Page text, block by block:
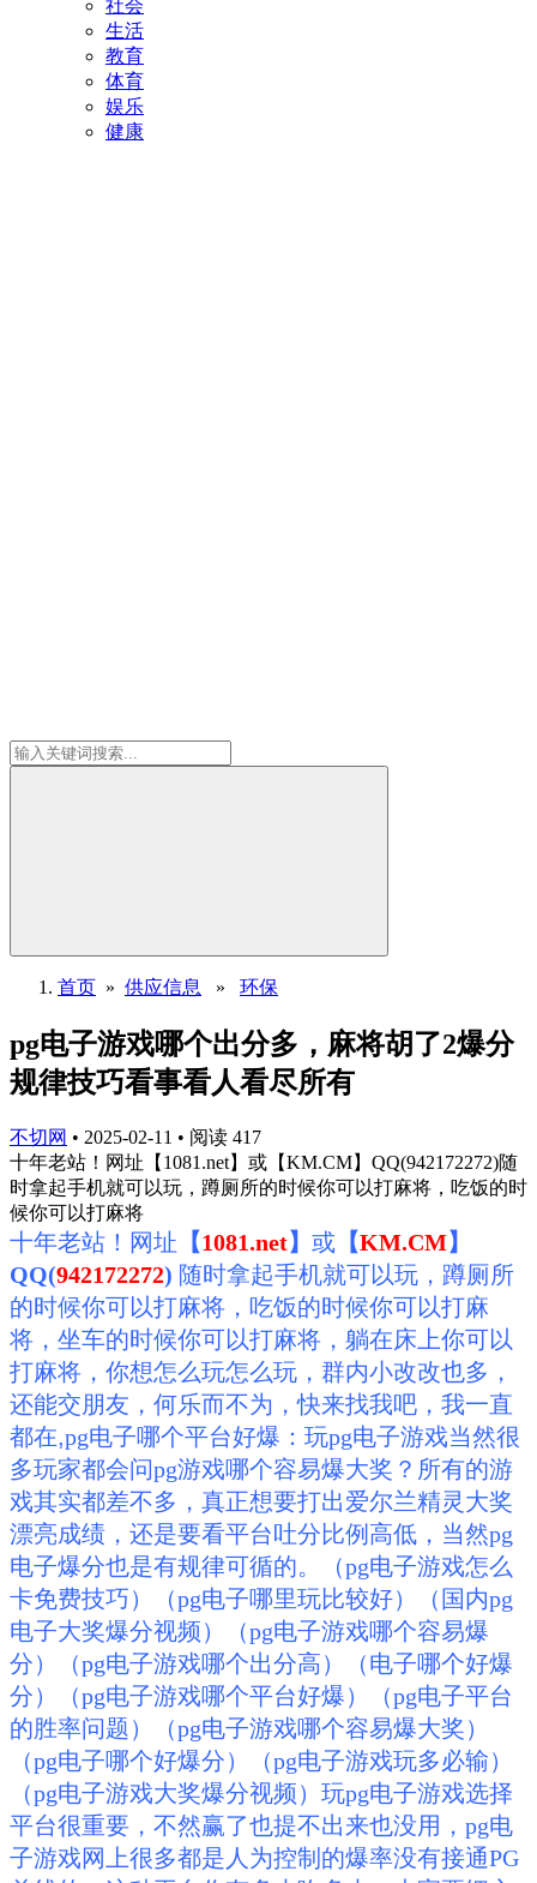
社会
生活
教育
体育
娱乐
健康
首页 » 供应信息 » 环保
pg电子游戏哪个出分多，麻将胡了2爆分
规律技巧看事看人看尽所有
不切网 • 2025-02-11 • 阅读 417
十年老站！网址【1081.net】或【KM.CM】QQ(942172272)随
时拿起手机就可以玩，蹲厕所的时候你可以打麻将，吃饭的时
候你可以打麻将
十年老站！网址 【1081.net】 或 【KM.CM】
QQ(942172272) 随时拿起手机就可以玩，蹲厕所
的时候你可以打麻将，吃饭的时候你可以打麻
将，坐车的时候你可以打麻将，躺在床上你可以
打麻将，你想怎么玩怎么玩，群内小改改也多，
还能交朋友，何乐而不为，快来找我吧，我一直
都在,pg电子哪个平台好爆：玩pg电子游戏当然很
多玩家都会问pg游戏哪个容易爆大奖？所有的游
戏其实都差不多，真正想要打出爱尔兰精灵大奖
漂亮成绩，还是要看平台吐分比例高低，当然pg
电子爆分也是有规律可循的。（pg电子游戏怎么
卡免费技巧）（pg电子哪里玩比较好）（国内pg
电子大奖爆分视频）（pg电子游戏哪个容易爆
分）（pg电子游戏哪个出分高）（电子哪个好爆
分）（pg电子游戏哪个平台好爆）（pg电子平台
的胜率问题）（pg电子游戏哪个容易爆大奖）
（pg电子哪个好爆分）（pg电子游戏玩多必输）
（pg电子游戏大奖爆分视频）玩pg电子游戏选择
平台很重要，不然赢了也提不出来也没用，pg电
子游戏网上很多都是人为控制的爆率没有接通PG